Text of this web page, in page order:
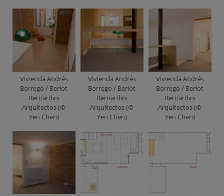
Vivienda Andrés
Borrego / Beriot
Bernardini
Arquitectos (©
Yen Chen)
Vivienda Andrés
Borrego / Beriot
Bernardini
Arquitectos (©
Yen Chen)
Vivienda Andrés
Borrego / Beriot
Bernardini
Arquitectos (©
Yen Chen)